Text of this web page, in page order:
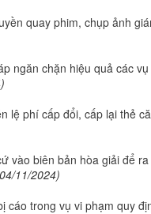
quay phim, chụp ảnh
ngăn chặn hiệu quả các
lệ phí cấp đổi, cấp lại thẻ
vào biên bản hòa giải để
11/2024)
cáo trong vụ vi phạm quy